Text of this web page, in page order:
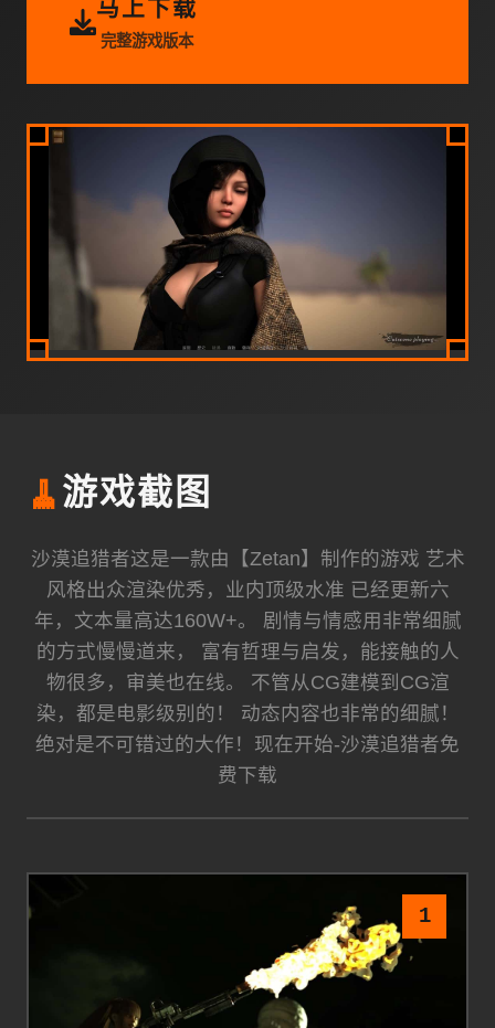
马上下载
完整游戏版本
🧹游戏截图
沙漠追猎者这是一款由【Zetan】制作的游戏 艺术
风格出众渲染优秀，业内顶级水准 已经更新六
年，文本量高达160W+。 剧情与情感用非常细腻
的方式慢慢道来， 富有哲理与启发，能接触的人
物很多，审美也在线。 不管从CG建模到CG渲
染，都是电影级别的！ 动态内容也非常的细腻！
绝对是不可错过的大作！现在开始-沙漠追猎者免
费下载
1